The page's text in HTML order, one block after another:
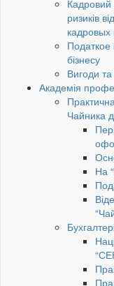
Кадровий
ризиків
Податкое
бізнесу
Вигоди
Академія
Чайника
На